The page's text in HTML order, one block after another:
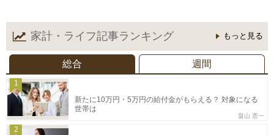
家計・ライフ記事ランキング もっと見る
総合 週間
1
新たに10万円・5万円の給付金がもらえる？ 対象になる
世帯は
畠山 憲一
2